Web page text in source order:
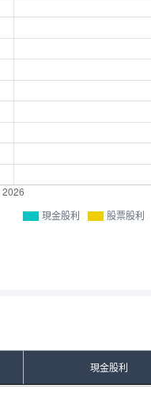
現金股利 股票股利
現金股利